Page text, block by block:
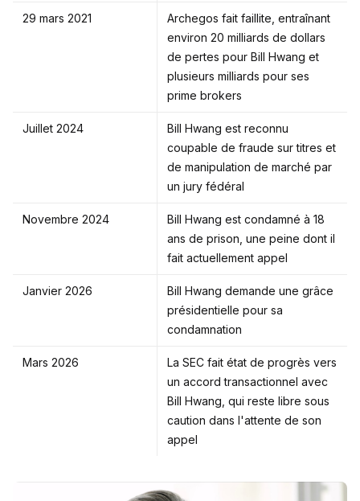
29 mars 2021
Archegos fait faillite, entraînant
environ 20 milliards de dollars
de pertes pour Bill Hwang et
plusieurs milliards pour ses
prime brokers
Juillet 2024
Bill Hwang est reconnu
coupable de fraude sur titres et
de manipulation de marché par
un jury fédéral
Novembre 2024
Bill Hwang est condamné à 18
ans de prison, une peine dont il
fait actuellement appel
Janvier 2026
Bill Hwang demande une grâce
présidentielle pour sa
condamnation
Mars 2026
La SEC fait état de progrès vers
un accord transactionnel avec
Bill Hwang, qui reste libre sous
caution dans l'attente de son
appel